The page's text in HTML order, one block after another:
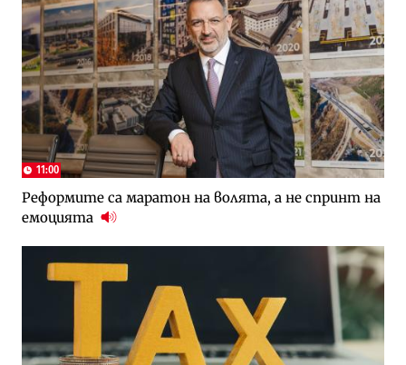
11:00
Реформите са маратон на волята, а не спринт на
емоцията